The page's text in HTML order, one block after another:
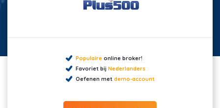
Populaireonline broker!
Favoriet bij Nederlanders
Oefenen met demo-account